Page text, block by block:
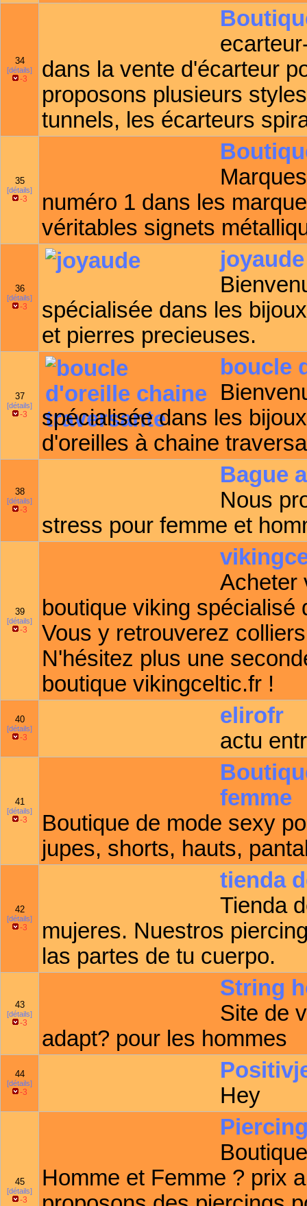
34
[détails]
-3
dans la vente d'écarteur
proposons plusieurs
tunnels, les écarteurs
35
[détails]
-3
numéro 1 dans les
véritables signets
36
[détails]
-3
joyaude
spécialisée dans les
et pierres precieuses.
37
[détails]
-3
boucle
spécialisée dans les
d'oreilles à chaine
38
[détails]
-3
Bague
Nous
stress pour femme et
39
[détails]
-3
Acheter
boutique viking
Vous y retrouverez
N'hésitez plus une
boutique vikingceltic.fr !
40
[détails]
-3
elirofr
actu
41
[détails]
-3
femme
Boutique de mode sexy
jupes, shorts, hauts,
42
[détails]
-3
tienda
Tienda
mujeres. Nuestros
las partes de tu cuerpo.
43
[détails]
-3
String
Site de
adapt? pour les hommes
44
[détails]
-3
Hey
45
[détails]
-3
Homme et Femme ? prix